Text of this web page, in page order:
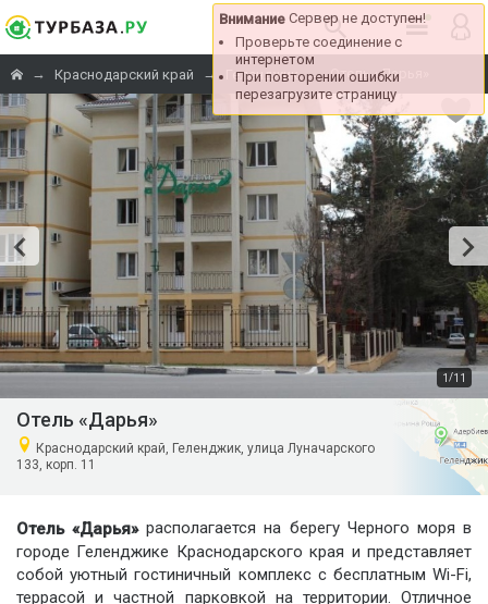
Внимание Сервер не доступен!
Проверьте соединение с
интернетом
При повторении ошибки
перезагрузите страницу
→ Краснодарский край → Геленджик → Отель «Дарья»
1 /11
Отель «Дарья»
Краснодарский край, Геленджик, улица Луначарского
133, корп. 11
Отель «Дарья»располагается на берегу Черного моря в
городе Геленджике Краснодарского края и представляет
собой уютный гостиничный комплекс с бесплатным Wi-Fi,
террасой и частной парковкой на территории. Отличное